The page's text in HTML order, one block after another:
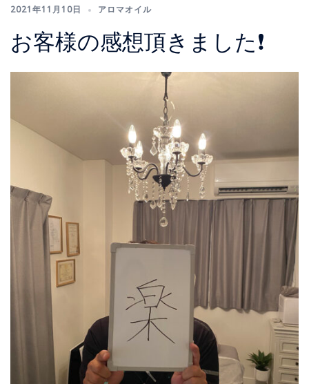
2021年11月10日 アロマオイル
お客様の感想頂きました❗️